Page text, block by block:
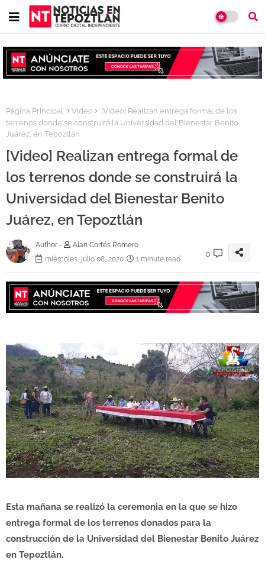
Página Principal Video
[Video] Realizan entrega formal de los
terrenos donde se construirá la Universidad del Bienestar Benito
Juárez, en Tepoztlán
[Video] Realizan entrega formal de
los terrenos donde se construirá la
Universidad del Bienestar Benito
Juárez, en Tepoztlán
Author -
Alan Cortés Romero
miércoles, julio 08, 2020
1 minute read
0
Esta mañana se realizó la ceremonia en la que se hizo
entrega formal de los terrenos donados para la
construcción de la Universidad del Bienestar Benito Juárez
en Tepoztlán.